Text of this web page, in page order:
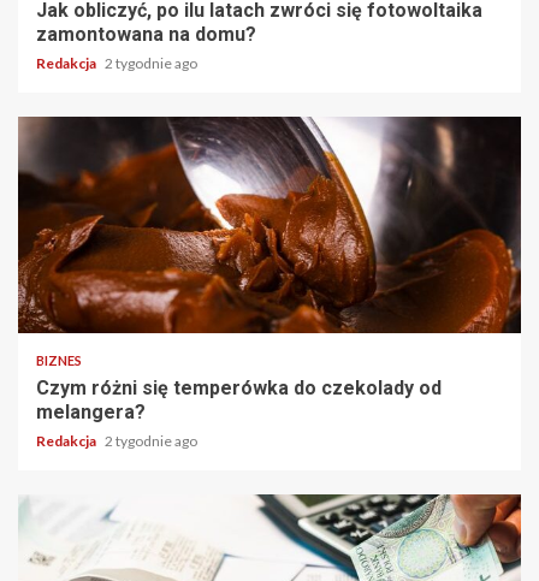
Jak obliczyć, po ilu latach zwróci się fotowoltaika
zamontowana na domu?
Redakcja 2 tygodnie ago
BIZNES
Czym różni się temperówka do czekolady od
melangera?
Redakcja 2 tygodnie ago